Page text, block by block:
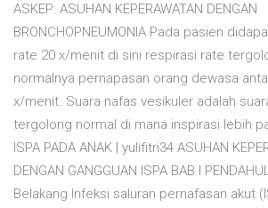
ASKEP: ASUHAN KEPERAWATAN DENGAN
BRONCHOPNEUMONIA Pada pasien
rate 20 x/menit di sini respirasi rate
normalnya pernapasan orang dewasa
x/menit. Suara nafas vesikuler adalah
tergolong normal di mana inspirasi lebih
ISPA PADA ANAK | yulifitri34 ASUHAN
DENGAN GANGGUAN ISPA BAB I
Belakang Infeksi saluran pernafasan akut